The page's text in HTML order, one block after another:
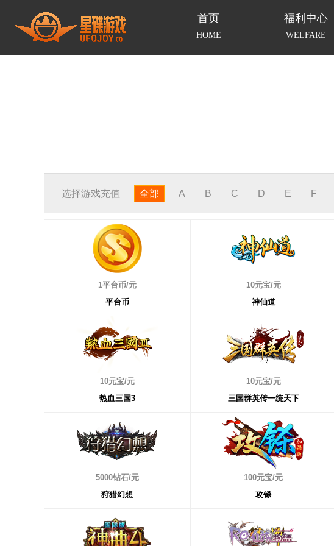
首页
HOME
福利中心
WELFARE
选择游戏充值 全部 A B C D E F
1平台币/元
平台币
立即充值
10元宝/元
神仙道
立即充值
10元宝/元
热血三国3
立即充值
10元宝/元
三国群英传一统天下
立即充值
5000钻石/元
狩猎幻想
立即充值
100元宝/元
攻铩
立即充值